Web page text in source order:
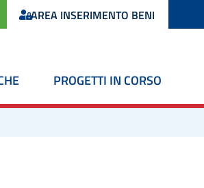
AREA INSERIMENTO BENI
PROGETTI IN CORSO